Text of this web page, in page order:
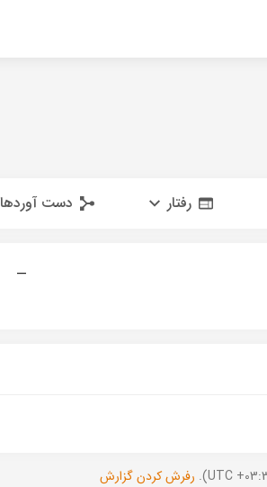
رفتار دست آوردها
—
رفرش کردن گزارش